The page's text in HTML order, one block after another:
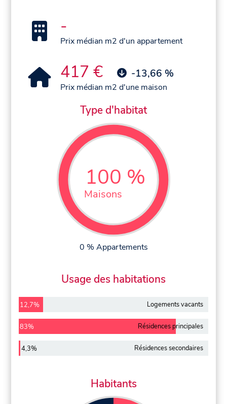
-
Prix médian m2 d'un appartement
417 € -13,66 %
Prix médian m2 d'une maison
Type d'habitat
100 %
Maisons
0 % Appartements
Usage des habitations
12,7% Logements vacants
83% Résidences principales
4,3% Résidences secondaires
Habitants